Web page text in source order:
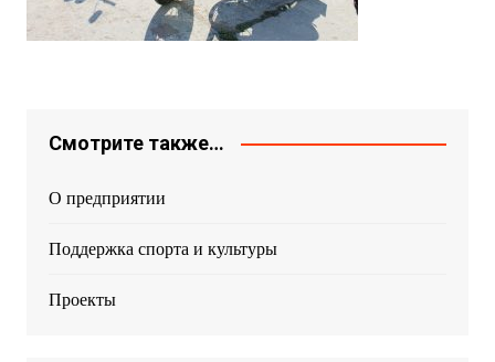
Смотрите также…
О предприятии
Поддержка спорта и культуры
Проекты